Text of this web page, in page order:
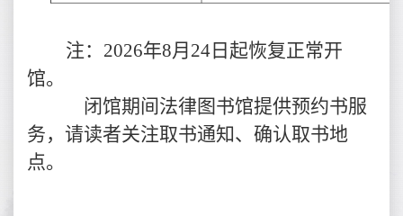
注：2026年8月24日起恢复正常开
馆。
闭馆期间法律图书馆提供预约书服
务，请读者关注取书通知、确认取书地
点。